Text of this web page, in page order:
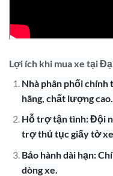
Lợi ích khi mua xe tại
Nhà phân phối chính
hãng, chất lượng cao.
Hỗ trợ tận tình: Đội
trợ thủ tục giấy tờ
Bảo hành dài hạn:
dòng xe.